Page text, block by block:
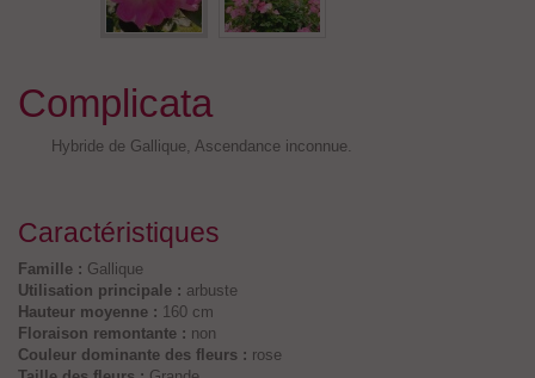
Complicata
Hybride de Gallique, Ascendance inconnue.
Caractéristiques
Famille : Gallique
Utilisation principale : arbuste
Hauteur moyenne : 160 cm
Floraison remontante : non
Couleur dominante des fleurs : rose